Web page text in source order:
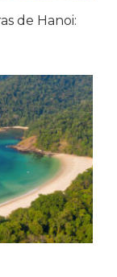
de Hanoi: